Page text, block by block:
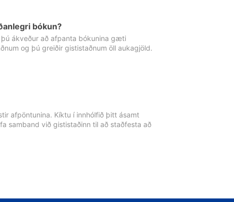
bókun?
ákveður að afpanta bókunina gæti
og þú greiðir gististaðnum öll aukagjöld.
afpöntunina. Kíktu í innhólfið þitt ásamt
samband við gististaðinn til að staðfesta að